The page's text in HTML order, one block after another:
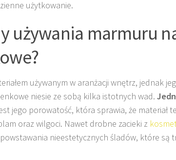
użytkowanie.
używania marmuru
używanym w aranżacji wnętrz, jednak
niesie ze sobą kilka istotnych wad.
jego porowatość, która sprawia, że materiał
oraz wilgoci. Nawet drobne zacieki z
nieestetycznych śladów, które są